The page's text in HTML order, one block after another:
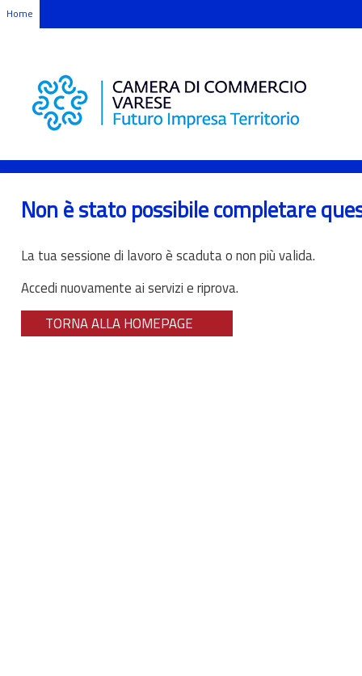
Home
.
Non è stato possibile completare
La tua sessione di lavoro è scaduta o non più valida.
Accedi nuovamente ai servizi e riprova.
TORNA ALLA HOMEPAGE